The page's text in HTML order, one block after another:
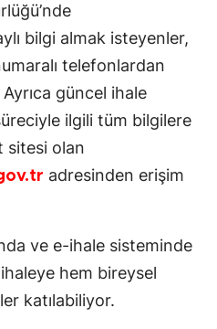
bilgi almak isteyenler,
telefonlardan
güncel ihale
ilgili tüm bilgilere
sitesi olan
adresinden erişim
ve e-ihale sisteminde
hem bireysel
katılabiliyor.